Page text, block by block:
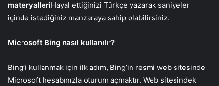
materyalleriHayal ettiğinizi Türkçe yazarak saniyeler
içinde istediğiniz manzaraya sahip olabilirsiniz.
Microsoft Bing nasıl kullanılır?
Bing’i kullanmak için ilk adım, Bing’in resmi web sitesinde
Microsoft hesabınızla oturum açmaktır. Web sitesindeki